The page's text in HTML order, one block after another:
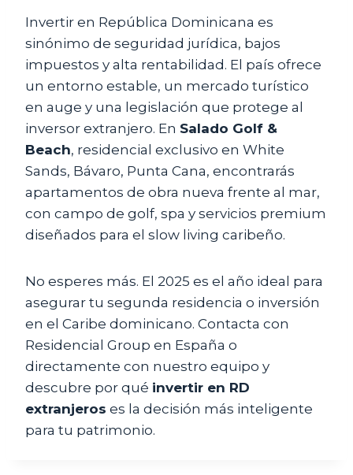
Invertir en República Dominicana es
sinónimo de seguridad jurídica, bajos
impuestos y alta rentabilidad. El país ofrece
un entorno estable, un mercado turístico
en auge y una legislación que protege al
inversor extranjero. En Salado Golf &
Beach, residencial exclusivo en White
Sands, Bávaro, Punta Cana, encontrarás
apartamentos de obra nueva frente al mar,
con campo de golf, spa y servicios premium
diseñados para el slow living caribeño.
No esperes más. El 2025 es el año ideal para
asegurar tu segunda residencia o inversión
en el Caribe dominicano. Contacta con
Residencial Group en España o
directamente con nuestro equipo y
descubre por qué invertir en RD
extranjeros es la decisión más inteligente
para tu patrimonio.